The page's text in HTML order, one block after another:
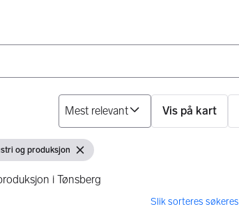
Sorter på
Vis på kart
og produksjon Fjern filter
i Tønsberg